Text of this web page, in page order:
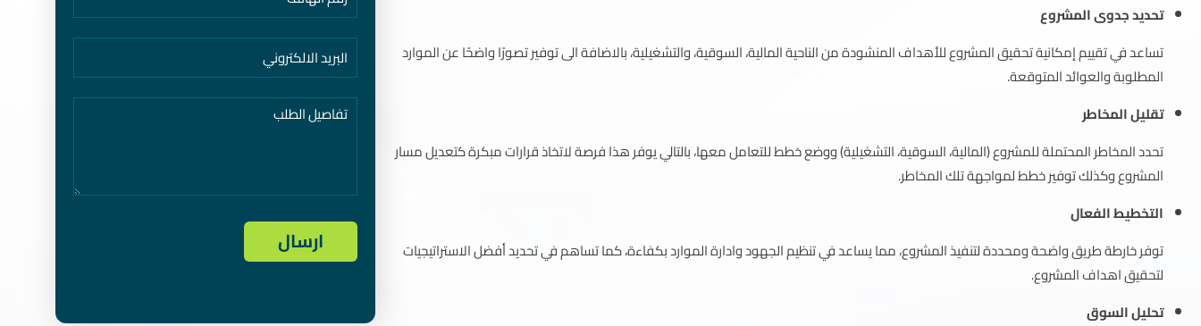
تحديد جدوى المشروع
تساعد في تقييم إمكانية تحقيق المشروع للأهداف المنشودة من الناحية المالية، السوقية، والتشغيلية، بالاضافة الى توفير تصورًا واضحًا عن الموارد
المطلوبة والعوائد المتوقعة.
تقليل المخاطر
تحدد المخاطر المحتملة للمشروع (المالية، السوقية، التشغيلية) ووضع خطط للتعامل معها، بالتالي يوفر هذا فرصة لاتخاذ قرارات مبكرة كتعديل مسار
المشروع وكذلك توفير خطط لمواجهة تلك المخاطر.
التخطيط الفعال
توفر خارطة طريق واضحة ومحددة لتنفيذ المشروع، مما يساعد في تنظيم الجهود وادارة الموارد بكفاءة، كما تساهم في تحديد أفضل الاستراتيجيات
لتحقيق اهداف المشروع.
تحليل السوق